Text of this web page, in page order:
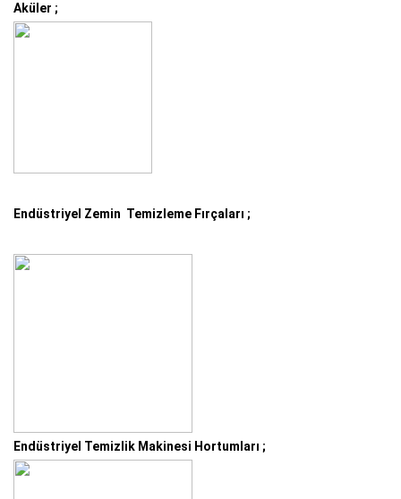
Aküler ;
Endüstriyel Zemin Temizleme Fırçaları ;
Endüstriyel Temizlik Makinesi Hortumları ;